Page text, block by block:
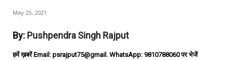
May 25, 2021
By: Pushpendra Singh Rajput
हमें ख़बरें Email: psrajput75@gmail. WhatsApp: 9810788060 पर भेजें